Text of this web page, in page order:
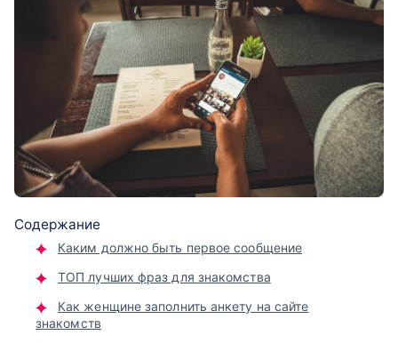
Содержание
Каким должно быть первое сообщение
ТОП лучших фраз для знакомства
Как женщине заполнить анкету на сайте
знакомств